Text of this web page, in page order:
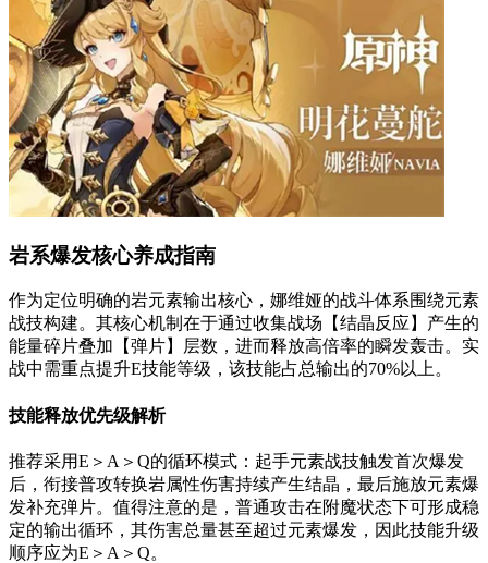
岩系爆发核心养成指南
作为定位明确的岩元素输出核心，娜维娅的战斗体系围绕元素
战技构建。其核心机制在于通过收集战场【结晶反应】产生的
能量碎片叠加【弹片】层数，进而释放高倍率的瞬发轰击。实
战中需重点提升E技能等级，该技能占总输出的70%以上。
技能释放优先级解析
推荐采用E＞A＞Q的循环模式：起手元素战技触发首次爆发
后，衔接普攻转换岩属性伤害持续产生结晶，最后施放元素爆
发补充弹片。值得注意的是，普通攻击在附魔状态下可形成稳
定的输出循环，其伤害总量甚至超过元素爆发，因此技能升级
顺序应为E＞A＞Q。